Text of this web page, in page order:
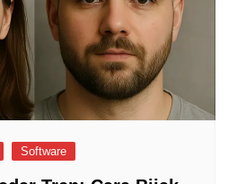
Software